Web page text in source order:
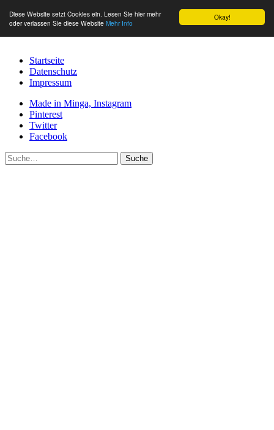
Okay!
Diese Website setzt Cookies ein. Lesen Sie hier mehr
oder verlassen Sie diese Website Mehr Info
Startseite
Datenschutz
Impressum
Made in Minga, Instagram
Pinterest
Twitter
Facebook
Suche